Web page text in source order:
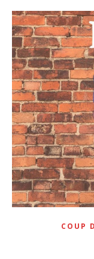
COUP